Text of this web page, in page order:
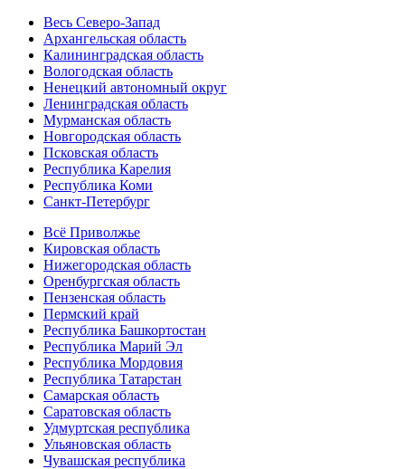
Весь Северо-Запад
Архангельская область
Калининградская область
Вологодская область
Ненецкий автономный округ
Ленинградская область
Мурманская область
Новгородская область
Псковская область
Республика Карелия
Республика Коми
Санкт-Петербург
Всё Приволжье
Кировская область
Нижегородская область
Оренбургская область
Пензенская область
Пермский край
Республика Башкортостан
Республика Марий Эл
Республика Мордовия
Республика Татарстан
Самарская область
Саратовская область
Удмуртская республика
Ульяновская область
Чувашская республика